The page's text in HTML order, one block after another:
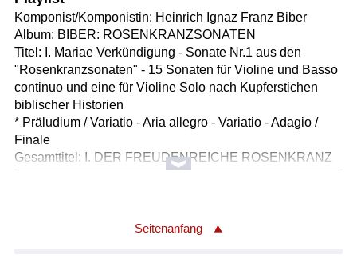
Komponist/Komponistin: Heinrich Ignaz Franz Biber
Album: BIBER: ROSENKRANZSONATEN
Titel: I. Mariae Verkündigung - Sonate Nr.1 aus den
"Rosenkranzsonaten" - 15 Sonaten für Violine und Basso
continuo und eine für Violine Solo nach Kupferstichen
biblischer Historien
* Präludium / Variatio - Aria allegro - Variatio - Adagio /
Finale
Gesamttitel: I. DER FREUDENREICHE ROSENKRANZ
Anderssprachiger Titel: Mysteriensonaten,
Solist/Solistin: Hille Perl /Viola da gamba
Seitenanfang